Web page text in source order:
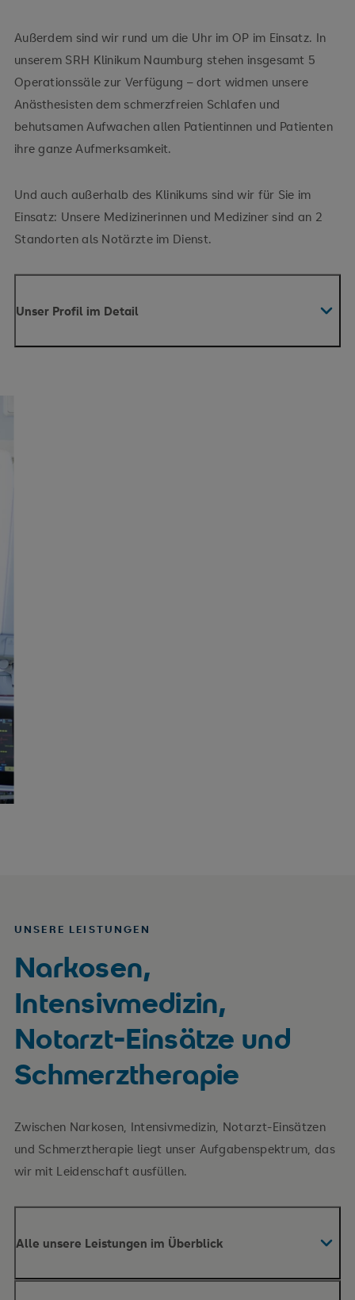
Außerdem sind wir rund um die Uhr im OP im Einsatz. In
unserem SRH Klinikum Naumburg stehen insgesamt 5
Operationssäle zur Verfügung – dort widmen unsere
Anästhesisten dem schmerzfreien Schlafen und
behutsamen Aufwachen allen Patientinnen und Patienten
ihre ganze Aufmerksamkeit.
Und auch außerhalb des Klinikums sind wir für Sie im
Einsatz: Unsere Medizinerinnen und Mediziner sind an 2
Standorten als Notärzte im Dienst.
Unser Profil im Detail
UNSERE LEISTUNGEN
Narkosen,
Intensivmedizin,
Notarzt-Einsätze und
Schmerztherapie
Zwischen Narkosen, Intensivmedizin, Notarzt-Einsätzen
und Schmerztherapie liegt unser Aufgabenspektrum, das
wir mit Leidenschaft ausfüllen.
Alle unsere Leistungen im Überblick